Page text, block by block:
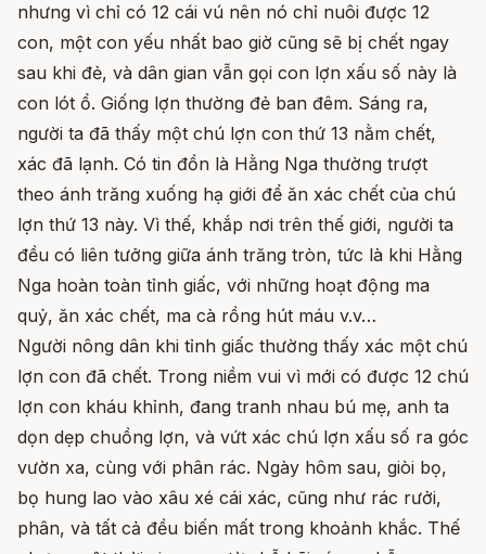
nhưng vì chỉ có 12 cái vú nên nó chỉ nuôi được 12
con, một con yếu nhất bao giờ cũng sẽ bị chết ngay
sau khi đẻ, và dân gian vẫn gọi con lợn xấu số này là
con lót ổ. Giống lợn thường đẻ ban đêm. Sáng ra,
người ta đã thấy một chú lợn con thứ 13 nằm chết,
xác đã lạnh. Có tin đồn là Hằng Nga thường trượt
theo ánh trăng xuống hạ giới để ăn xác chết của chú
lợn thứ 13 này. Vì thế, khắp nơi trên thế giới, người ta
đều có liên tưởng giữa ánh trăng tròn, tức là khi Hằng
Nga hoàn toàn tỉnh giấc, với những hoạt động ma
quỷ, ăn xác chết, ma cà rồng hút máu v.v…
Người nông dân khi tỉnh giấc thường thấy xác một chú
lợn con đã chết. Trong niềm vui vì mới có được 12 chú
lợn con kháu khỉnh, đang tranh nhau bú mẹ, anh ta
dọn dẹp chuồng lợn, và vứt xác chú lợn xấu số ra góc
vườn xa, cùng với phân rác. Ngày hôm sau, giòi bọ,
bọ hung lao vào xâu xé cái xác, cũng như rác rưởi,
phân, và tất cả đều biến mất trong khoảnh khắc. Thế